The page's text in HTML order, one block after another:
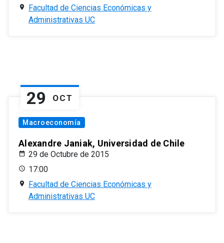
Facultad de Ciencias Económicas y
Administrativas UC
29 OCT
Macroeconomía
Alexandre Janiak, Universidad de Chile
29 de Octubre de 2015
17:00
Facultad de Ciencias Económicas y
Administrativas UC